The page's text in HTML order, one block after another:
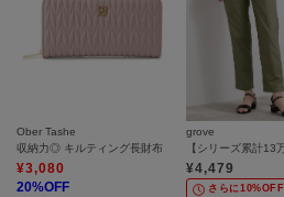
Ober Tashe
収納力◎ キルティング長財布
¥3,080
20%OFF
grove
¥4,479
さらに10%OFF